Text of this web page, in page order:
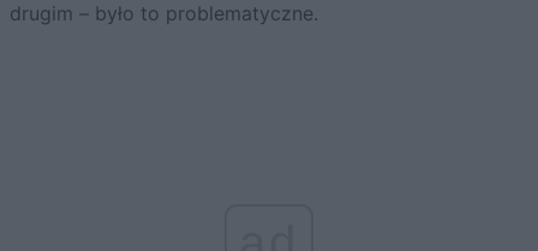
drugim – było to problematyczne.